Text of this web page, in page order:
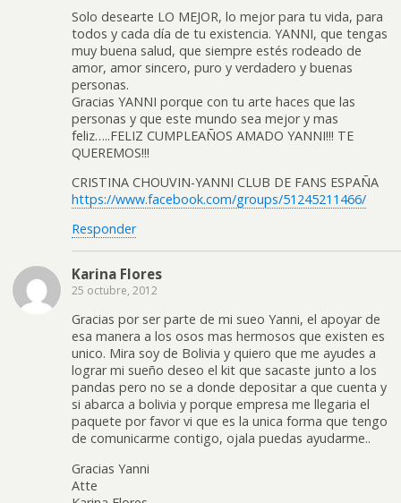
Solo desearte LO MEJOR, lo mejor para tu vida, para
todos y cada día de tu existencia. YANNI, que tengas
muy buena salud, que siempre estés rodeado de
amor, amor sincero, puro y verdadero y buenas
personas.
Gracias YANNI porque con tu arte haces que las
personas y que este mundo sea mejor y mas
feliz…..FELIZ CUMPLEAÑOS AMADO YANNI!!! TE
QUEREMOS!!!
CRISTINA CHOUVIN-YANNI CLUB DE FANS ESPAÑA
https://www.facebook.com/groups/51245211466/
Responder
Karina Flores
25 octubre, 2012
Gracias por ser parte de mi sueo Yanni, el apoyar de
esa manera a los osos mas hermosos que existen es
unico. Mira soy de Bolivia y quiero que me ayudes a
lograr mi sueño deseo el kit que sacaste junto a los
pandas pero no se a donde depositar a que cuenta y
si abarca a bolivia y porque empresa me llegaria el
paquete por favor vi que es la unica forma que tengo
de comunicarme contigo, ojala puedas ayudarme..
Gracias Yanni
Atte